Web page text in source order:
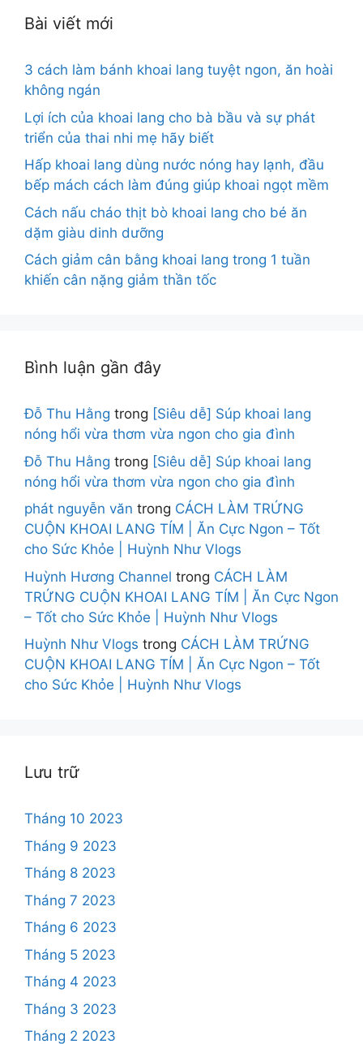
Bài viết mới
3 cách làm bánh khoai lang tuyệt ngon, ăn hoài
không ngán
Lợi ích của khoai lang cho bà bầu và sự phát
triển của thai nhi mẹ hãy biết
Hấp khoai lang dùng nước nóng hay lạnh, đầu
bếp mách cách làm đúng giúp khoai ngọt mềm
Cách nấu cháo thịt bò khoai lang cho bé ăn
dặm giàu dinh dưỡng
Cách giảm cân bằng khoai lang trong 1 tuần
khiến cân nặng giảm thần tốc
Bình luận gần đây
Đỗ Thu Hằng trong [Siêu dễ] Súp khoai lang
nóng hổi vừa thơm vừa ngon cho gia đình
Đỗ Thu Hằng trong [Siêu dễ] Súp khoai lang
nóng hổi vừa thơm vừa ngon cho gia đình
phát nguyễn văn trong CÁCH LÀM TRỨNG
CUỘN KHOAI LANG TÍM | Ăn Cực Ngon – Tốt
cho Sức Khỏe | Huỳnh Như Vlogs
Huỳnh Hương Channel trong CÁCH LÀM
TRỨNG CUỘN KHOAI LANG TÍM | Ăn Cực Ngon
– Tốt cho Sức Khỏe | Huỳnh Như Vlogs
Huỳnh Như Vlogs trong CÁCH LÀM TRỨNG
CUỘN KHOAI LANG TÍM | Ăn Cực Ngon – Tốt
cho Sức Khỏe | Huỳnh Như Vlogs
Lưu trữ
Tháng 10 2023
Tháng 9 2023
Tháng 8 2023
Tháng 7 2023
Tháng 6 2023
Tháng 5 2023
Tháng 4 2023
Tháng 3 2023
Tháng 2 2023